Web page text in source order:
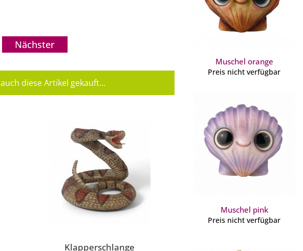
Nächster
diese Artikel gekauft...
Klapperschlange
Muschel orange
Preis nicht verfügbar
Muschel pink
Preis nicht verfügbar